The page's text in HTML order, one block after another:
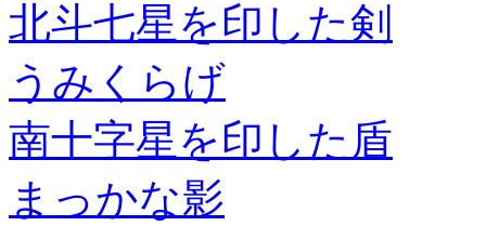
北斗七星を印した剣
うみくらげ
南十字星を印した盾
まっかな影